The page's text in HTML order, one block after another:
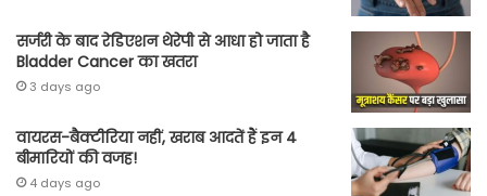
सर्जरी के बाद रेडिएशन थेरेपी से आधा हो जाता है
Bladder Cancer का खतरा
3 days ago
वायरस-बैक्टीरिया नहीं, खराब आदतें हैं इन 4
बीमारियों की वजह!
4 days ago